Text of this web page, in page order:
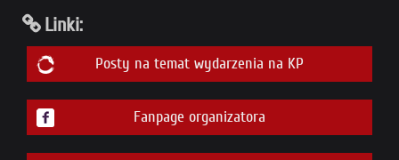
Linki:
Posty na temat wydarzenia na KP
Fanpage organizatora